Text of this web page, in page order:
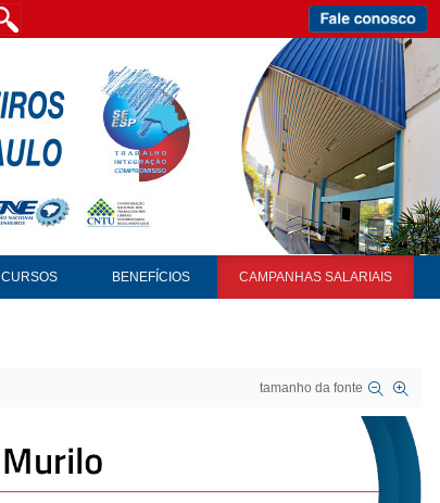
CURSOS BENEFÍCIOS CAMPANHAS SALARIAIS
tamanho da fonte